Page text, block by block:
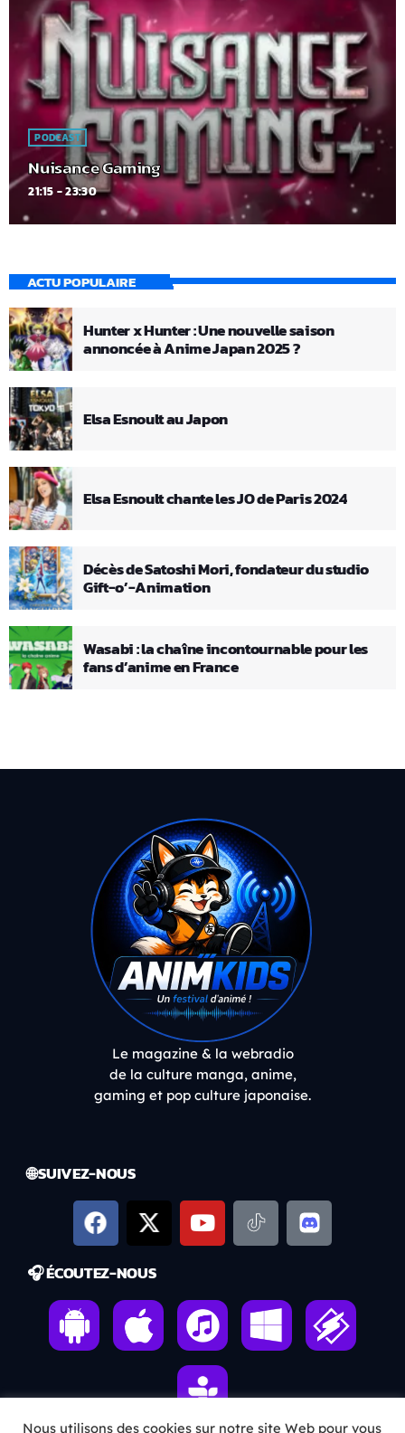
PODCAST
Nuisance Gaming
21:15 - 23:30
ACTU POPULAIRE
Hunter x Hunter : Une nouvelle saison
annoncée à Anime Japan 2025 ?
Elsa Esnoult au Japon
Elsa Esnoult chante les JO de Paris 2024
Décès de Satoshi Mori, fondateur du studio
Gift-o’-Animation
Wasabi : la chaîne incontournable pour les
fans d’anime en France
Le magazine & la webradio
de la culture manga, anime,
gaming et pop culture japonaise.
🌐 SUIVEZ-NOUS
🎧 ÉCOUTEZ-NOUS
Nous utilisons des cookies sur notre site Web pour vous